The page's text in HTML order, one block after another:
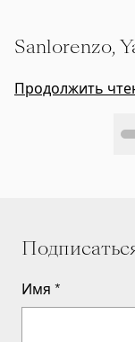
Sanlorenzo,
Продолжить
Имя *